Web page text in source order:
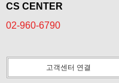
CS CENTER
02-960-6790
고객센터 연결